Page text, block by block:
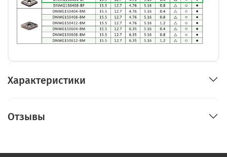
Характеристики
Отзывы